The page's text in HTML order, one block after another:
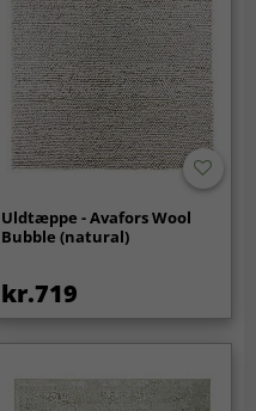
Uldtæppe - Avafors Wool
Bubble (natural)
kr.719